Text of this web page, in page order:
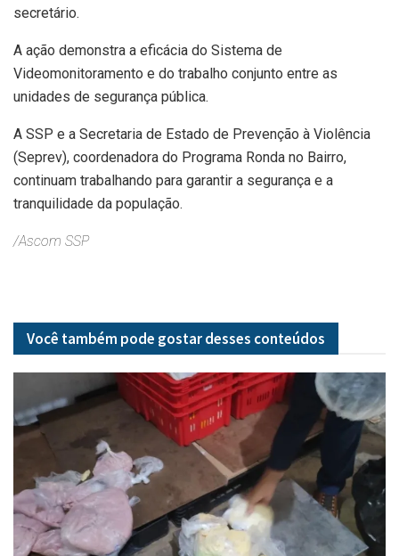
secretário.
A ação demonstra a eficácia do Sistema de
Videomonitoramento e do trabalho conjunto entre as
unidades de segurança pública.
A SSP e a Secretaria de Estado de Prevenção à Violência
(Seprev), coordenadora do Programa Ronda no Bairro,
continuam trabalhando para garantir a segurança e a
tranquilidade da população.
/Ascom SSP
Você também pode gostar desses conteúdos